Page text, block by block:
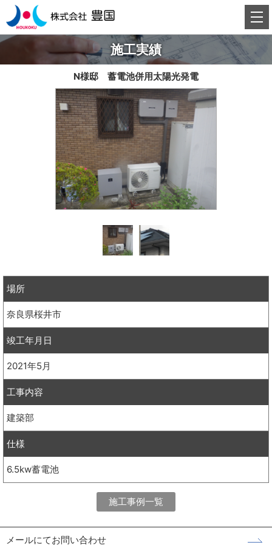
施工実績
N様邸 蓄電池併用太陽光発電
場所
奈良県桜井市
竣工年月日
2021年5月
工事内容
建築部
仕様
6.5kw蓄電池
施工事例一覧
メールにてお問い合わせ